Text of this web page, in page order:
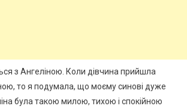
з Ангеліною. Коли дівчина прийшла
то я подумала, що моєму синові дуже
була такою милою, тихою і спокійною